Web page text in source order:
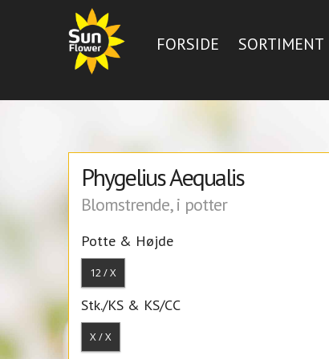
FORSIDE SORTIMENT
Phygelius Aequalis
Blomstrende, i potter
Potte & Højde
12 / X
Stk./KS & KS/CC
X / X